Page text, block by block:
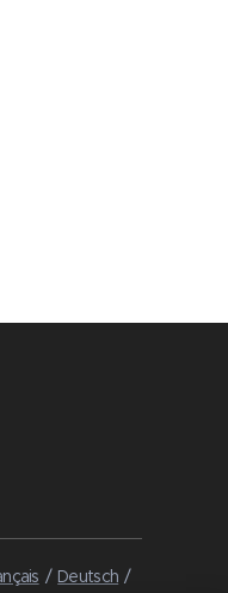
Deutsch